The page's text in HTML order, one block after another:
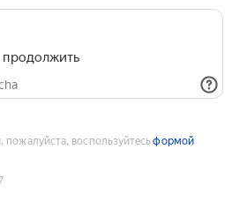
воспользуйтесьформой